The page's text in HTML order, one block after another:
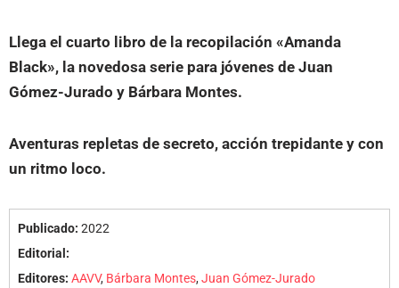
Llega el cuarto libro de la recopilación «Amanda
Black», la novedosa serie para jóvenes de Juan
Gómez-Jurado y Bárbara Montes.
Aventuras repletas de secreto, acción trepidante y con
un ritmo loco.
Publicado: 2022
Editorial:
Editores: AAVV, Bárbara Montes,Juan Gómez-Jurado